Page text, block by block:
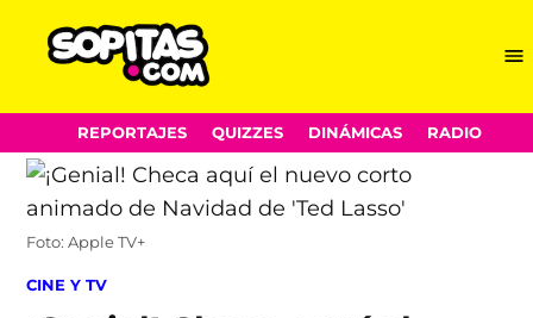
Skip
to
content
REPORTAJES QUIZZES DINÁMICAS RADIO
Foto: Apple TV+
POSTED
CINE Y TV